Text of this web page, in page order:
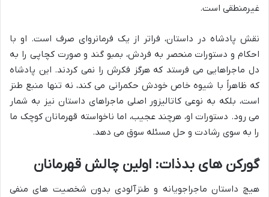
غیرمنطقی است.
نقش پادشاه در داستان، فراتر از یک فرمانروای صرف است. او با
احکام و دستورات منحصر به فردش، بمبو گند و صورت کچاپی را به
دل ماجراهایی می فرستد که هرگز فکرش را نمی کردند. این پادشاه
که ظاهراً با شیوه خاص خودش حکمرانی می کند، نه تنها منبع طنز
است، بلکه به نوعی کاتالیزور اصلی ماجراهای داستان نیز به شمار
می رود. دستورات او، هرچند عجیب، اما ناخواسته قهرمانان کوچک ما
را به سوی رشادت و حل مسئله سوق می دهد.
گورکن های بدذات: اولین چالش قهرمانان
هیچ داستان ماجراجویانه و طنزآلودی بدون شخصیت های منفی